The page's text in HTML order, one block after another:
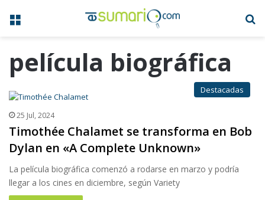
Menú
película biográfica
Destacadas
25 Jul, 2024
Timothée Chalamet se transforma en Bob
Dylan en «A Complete Unknown»
La película biográfica comenzó a rodarse en marzo y podría
llegar a los cines en diciembre, según Variety